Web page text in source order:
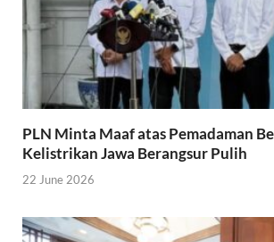
PLN Minta Maaf atas Pemadaman
Kelistrikan Jawa Berangsur Pulih
22 June 2026